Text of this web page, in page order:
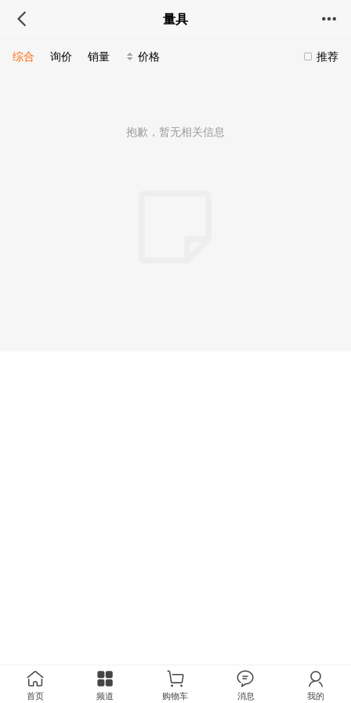
量具
推荐
综合 询价 销量 价格
抱歉，暂无相关信息
首页 频道 购物车 消息 我的